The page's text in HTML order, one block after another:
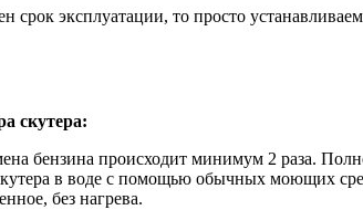
эксплуатации, то просто
скутера:
бензина происходит минимум 2 раза.
в воде с помощью обычных моющих
без нагрева.